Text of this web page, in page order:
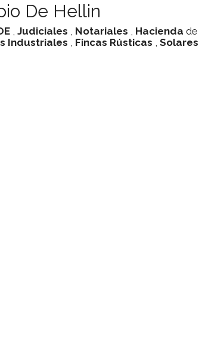
De Hellin
, Judiciales , Notariales , Hacienda de
Industriales , Fincas Rústicas , Solares